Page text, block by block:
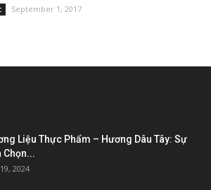
September 1, 2017
Liệu Thực Phẩm – Hương Dâu Tây: Sự
Chọn...
2024